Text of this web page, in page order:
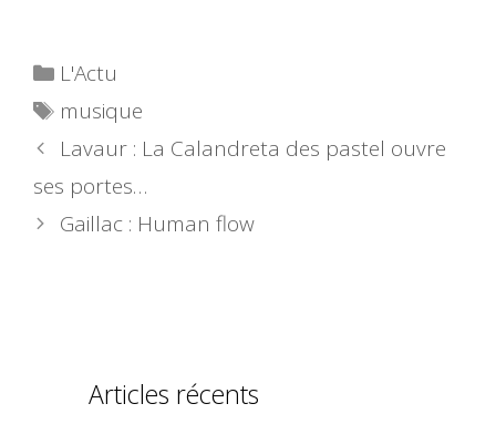
Catégories
L'Actu
Étiquettes
musique
Lavaur : La Calandreta des pastel ouvre
ses portes…
Gaillac : Human flow
Articles récents